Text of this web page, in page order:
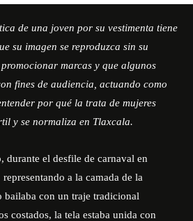
de una joven por su vestimenta tiene
su imagen se reproduzca sin su
marcas y que algunos
fines de audiencia, actuando como
por qué la trata de mujeres
y se normaliza en Tlaxcala.
durante el desfile de carnaval en
a la camada de la
bailaba con un traje tradicional
costados, la tela estaba unida con